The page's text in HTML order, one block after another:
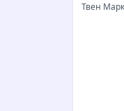
Твен Марк